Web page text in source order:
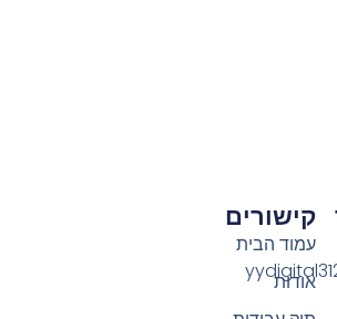
קישורים
עמוד הבית
אודות